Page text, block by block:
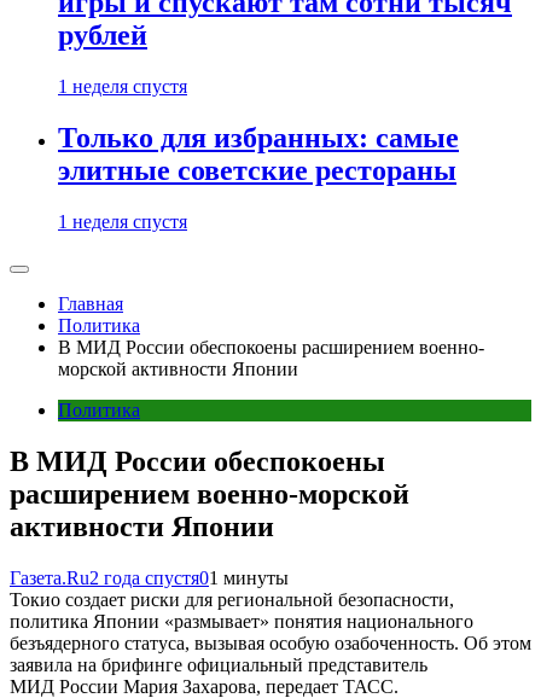
рублей
1 неделя спустя
Только для избранных: самые
элитные советские рестораны
1 неделя спустя
Главная
Политика
В МИД России обеспокоены расширением военно-
морской активности Японии
Политика
В МИД России обеспокоены
расширением военно-морской
активности Японии
Газета.Ru2 года спустя01 минуты
Токио создает риски для региональной безопасности,
политика Японии «размывает» понятия национального
безъядерного статуса, вызывая особую озабоченность. Об этом
заявила на брифинге официальный представитель
МИД России Мария Захарова, передает ТАСС.